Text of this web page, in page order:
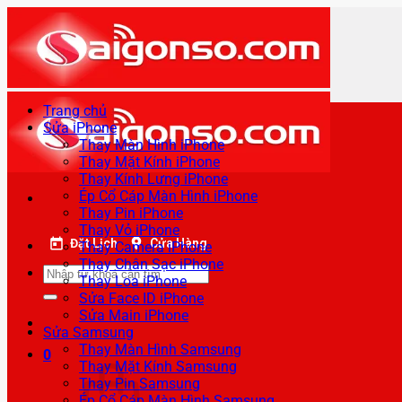
qua
nội
dung
Đặt Lịch Cửa Hàng
Tìm
kiếm:
0
Trang chủ
Sửa iPhone
Thay Màn Hình iPhone
Thay Mặt Kính iPhone
Thay Kính Lưng iPhone
Ép Cổ Cáp Màn Hình iPhone
Thay Pin iPhone
Thay Vỏ iPhone
Thay Camera iPhone
Thay Chân Sạc iPhone
Thay Loa iPhone
Sửa Face ID iPhone
Sửa Main iPhone
Sửa Samsung
Thay Màn Hình Samsung
Thay Mặt Kính Samsung
Thay Pin Samsung